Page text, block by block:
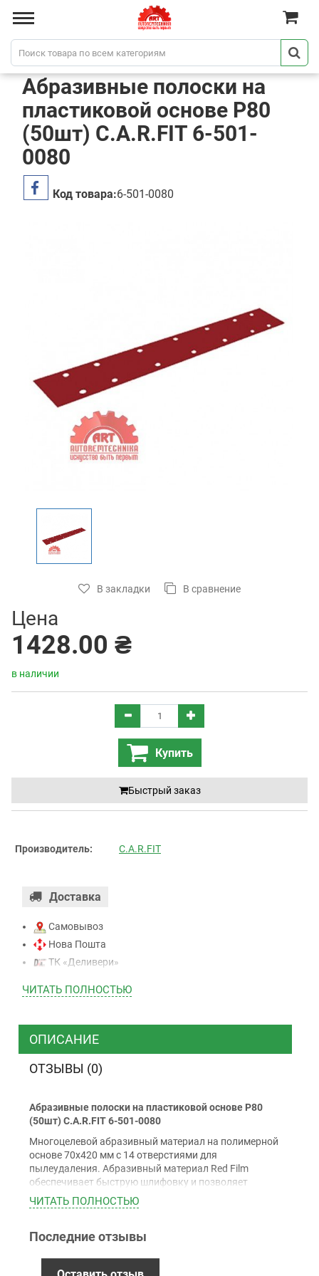
Абразивные полоски на
пластиковой основе P80
(50шт) C.A.R.FIT 6-501-
0080
Код товара:6-501-0080
В закладки В сравнение
Цена
1428.00 ₴
в наличии
Купить
Быстрый заказ
Производитель: C.A.R.FIT
Доставка
Самовывоз
Нова Пошта
ТК «Деливери»
ТК “Justin”
ТК ”УкрПочта”
Наличными
Оплата картой Visa, Mastercard - LiqPay
Приватбанк
Безналичный расчет (с НДС)
Гарантия
ЧИТАТЬ ПОЛНОСТЬЮ
ОПИСАНИЕ
ОТЗЫВЫ (0)
Абразивные полоски на пластиковой основе P80
(50шт) C.A.R.FIT 6-501-0080
Многоцелевой абразивный материал на полимерной
основе 70х420 мм с 14 отверстиями для
пылеудаления. Абразивный материал Red Film
обеспечивает быструю шлифовку и позволяет
получить гладкую поверхность благодаря
специальному абразиву из оксида алюминия и
Применения:
Для шлифования финишных покрытий, шпатлевок,
пластиков, наполнителей, синтетических материалов,
ЧИТАТЬ ПОЛНОСТЬЮ
Последние отзывы